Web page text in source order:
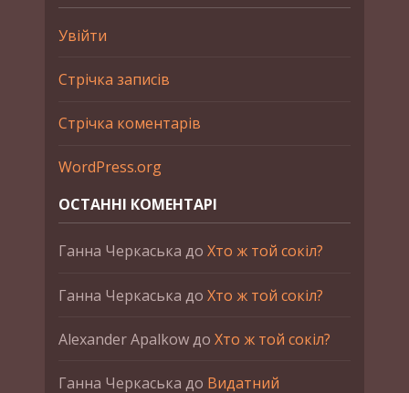
Увійти
Стрічка записів
Стрічка коментарів
WordPress.org
ОСТАННІ КОМЕНТАРІ
Ганна Черкаська до Хто ж той сокіл?
Ганна Черкаська до Хто ж той сокіл?
Alexander Apalkowдо Хто ж той сокіл?
Ганна Черкаська до Видатний